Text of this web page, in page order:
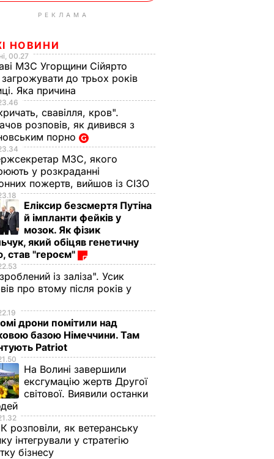
РЕКЛАМА
НОВИНИ
00.27
МЗС Угорщини Сійярто
до трьох років
Яка причина
свавілля, кров".
розповів, як дивився з
порно
МЗС, якого
у розкраданні
пожертв, вийшов із СІЗО
Еліксир безсмертя Путіна
й імпланти фейків у
мозок. Як фізик
який обіцяв генетичну
став "героєм"
із заліза". Усик
про втому після років у
дрони помітили над
базою Німеччини. Там
Patriot
На Волині завершили
ексгумацію жертв Другої
світової. Виявили останки
розповіли, як ветеранську
інтегрували у стратегію
бізнесу